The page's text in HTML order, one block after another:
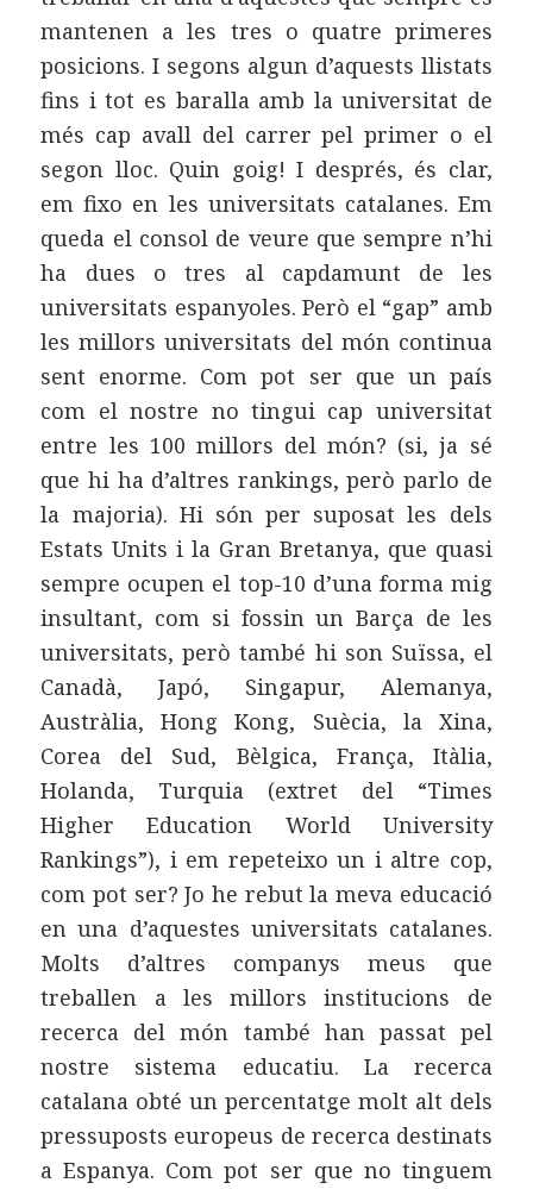
mantenen a les tres o quatre primeres
posicions. I segons algun d’aquests llistats
fins i tot es baralla amb la universitat de
més cap avall del carrer pel primer o el
segon lloc. Quin goig! I després, és clar,
em fixo en les universitats catalanes. Em
queda el consol de veure que sempre n’hi
ha dues o tres al capdamunt de les
universitats espanyoles. Però el “gap” amb
les millors universitats del món continua
sent enorme. Com pot ser que un país
com el nostre no tingui cap universitat
entre les 100 millors del món? (si, ja sé
que hi ha d’altres rankings, però parlo de
la majoria). Hi són per suposat les dels
Estats Units i la Gran Bretanya, que quasi
sempre ocupen el top-10 d’una forma mig
insultant, com si fossin un Barça de les
universitats, però també hi son Suïssa, el
Canadà, Japó, Singapur, Alemanya,
Austràlia, Hong Kong, Suècia, la Xina,
Corea del Sud, Bèlgica, França, Itàlia,
Holanda, Turquia (extret del “Times
Higher Education World University
Rankings”), i em repeteixo un i altre cop,
com pot ser? Jo he rebut la meva educació
en una d’aquestes universitats catalanes.
Molts d’altres companys meus que
treballen a les millors institucions de
recerca del món també han passat pel
nostre sistema educatiu. La recerca
catalana obté un percentatge molt alt dels
pressuposts europeus de recerca destinats
a Espanya. Com pot ser que no tinguem